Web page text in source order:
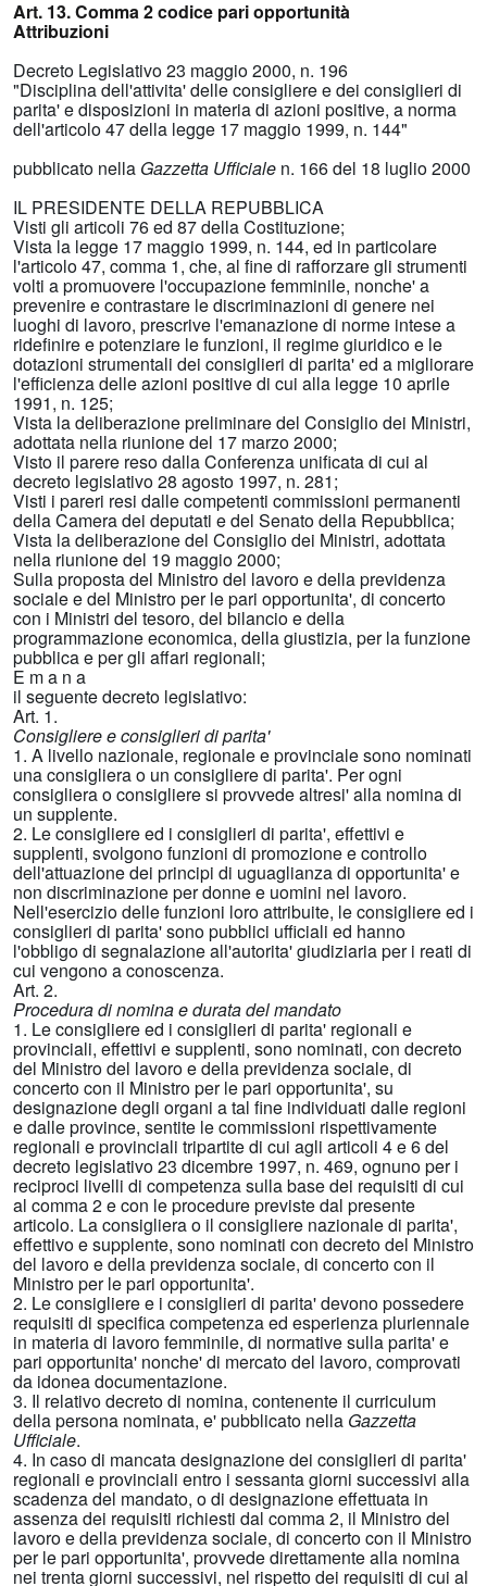
Art. 13. Comma 2 codice pari opportunità
Attribuzioni
Decreto Legislativo 23 maggio 2000, n. 196
"Disciplina dell'attivita' delle consigliere e dei consiglieri di
parita' e disposizioni in materia di azioni positive, a norma
dell'articolo 47 della legge 17 maggio 1999, n. 144"
pubblicato nella Gazzetta Ufficiale n. 166 del 18 luglio 2000
IL PRESIDENTE DELLA REPUBBLICA
Visti gli articoli 76 ed 87 della Costituzione;
Vista la legge 17 maggio 1999, n. 144, ed in particolare
l'articolo 47, comma 1, che, al fine di rafforzare gli strumenti
volti a promuovere l'occupazione femminile, nonche' a
prevenire e contrastare le discriminazioni di genere nei
luoghi di lavoro, prescrive l'emanazione di norme intese a
ridefinire e potenziare le funzioni, il regime giuridico e le
dotazioni strumentali dei consiglieri di parita' ed a migliorare
l'efficienza delle azioni positive di cui alla legge 10 aprile
1991, n. 125;
Vista la deliberazione preliminare del Consiglio dei Ministri,
adottata nella riunione del 17 marzo 2000;
Visto il parere reso dalla Conferenza unificata di cui al
decreto legislativo 28 agosto 1997, n. 281;
Visti i pareri resi dalle competenti commissioni permanenti
della Camera dei deputati e del Senato della Repubblica;
Vista la deliberazione del Consiglio dei Ministri, adottata
nella riunione del 19 maggio 2000;
Sulla proposta del Ministro del lavoro e della previdenza
sociale e del Ministro per le pari opportunita', di concerto
con i Ministri del tesoro, del bilancio e della
programmazione economica, della giustizia, per la funzione
pubblica e per gli affari regionali;
E m a n a
il seguente decreto legislativo:
Art. 1.
Consigliere e consiglieri di parita'
1. A livello nazionale, regionale e provinciale sono nominati
una consigliera o un consigliere di parita'. Per ogni
consigliera o consigliere si provvede altresi' alla nomina di
un supplente.
2. Le consigliere ed i consiglieri di parita', effettivi e
supplenti, svolgono funzioni di promozione e controllo
dell'attuazione dei principi di uguaglianza di opportunita' e
non discriminazione per donne e uomini nel lavoro.
Nell'esercizio delle funzioni loro attribuite, le consigliere ed i
consiglieri di parita' sono pubblici ufficiali ed hanno
l'obbligo di segnalazione all'autorita' giudiziaria per i reati di
cui vengono a conoscenza.
Art. 2.
Procedura di nomina e durata del mandato
1. Le consigliere ed i consiglieri di parita' regionali e
provinciali, effettivi e supplenti, sono nominati, con decreto
del Ministro del lavoro e della previdenza sociale, di
concerto con il Ministro per le pari opportunita', su
designazione degli organi a tal fine individuati dalle regioni
e dalle province, sentite le commissioni rispettivamente
regionali e provinciali tripartite di cui agli articoli 4 e 6 del
decreto legislativo 23 dicembre 1997, n. 469, ognuno per i
reciproci livelli di competenza sulla base dei requisiti di cui
al comma 2 e con le procedure previste dal presente
articolo. La consigliera o il consigliere nazionale di parita',
effettivo e supplente, sono nominati con decreto del Ministro
del lavoro e della previdenza sociale, di concerto con il
Ministro per le pari opportunita'.
2. Le consigliere e i consiglieri di parita' devono possedere
requisiti di specifica competenza ed esperienza pluriennale
in materia di lavoro femminile, di normative sulla parita' e
pari opportunita' nonche' di mercato del lavoro, comprovati
da idonea documentazione.
3. Il relativo decreto di nomina, contenente il curriculum
della persona nominata, e' pubblicato nella Gazzetta
Ufficiale.
4. In caso di mancata designazione dei consiglieri di parita'
regionali e provinciali entro i sessanta giorni successivi alla
scadenza del mandato, o di designazione effettuata in
assenza dei requisiti richiesti dal comma 2, il Ministro del
lavoro e della previdenza sociale, di concerto con il Ministro
per le pari opportunita', provvede direttamente alla nomina
nei trenta giorni successivi, nel rispetto dei requisiti di cui al